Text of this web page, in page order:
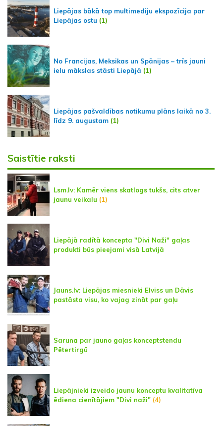
Liepājas bākā top multimediju ekspozīcija par
Liepājas ostu (1)
No Francijas, Meksikas un Spānijas – trīs jauni
ielu mākslas stāsti Liepājā (1)
Liepājas pašvaldības notikumu plāns laikā no 3.
līdz 9. augustam (1)
Saistītie raksti
Lsm.lv: Kamēr viens skatlogs tukšs, cits atver
jaunu veikalu (1)
Liepājā radītā koncepta "Divi Naži" gaļas
produkti būs pieejami visā Latvijā
Jauns.lv: Liepājas miesnieki Elviss un Dāvis
pastāsta visu, ko vajag zināt par gaļu
Saruna par jauno gaļas konceptstendu
Pētertirgū
Liepājnieki izveido jaunu konceptu kvalitatīva
ēdiena cienītājiem "Divi naži" (4)